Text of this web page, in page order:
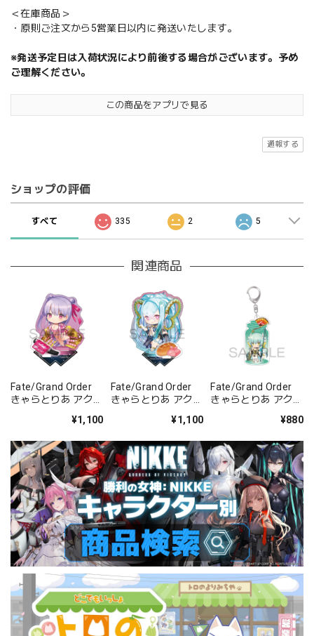
＜在庫商品＞
・原則ご注文から5営業日以内に発送いたします。
※発送予定日は入荷状況により前後する場合がございます。予め
ご理解ください。
この商品をアプリで見る
通報する
ショップの評価
すべて 335 2 5
関連商品
Fate/Grand Order
きゃらとりあ アクリ
ー/パッションリッ
¥1,100
Fate/Grand Order
きゃらとりあ アクリ
ー/ラーヴァ/ティア
¥1,100
Fate/Grand Order
きゃらとりあ アクリ
¥880